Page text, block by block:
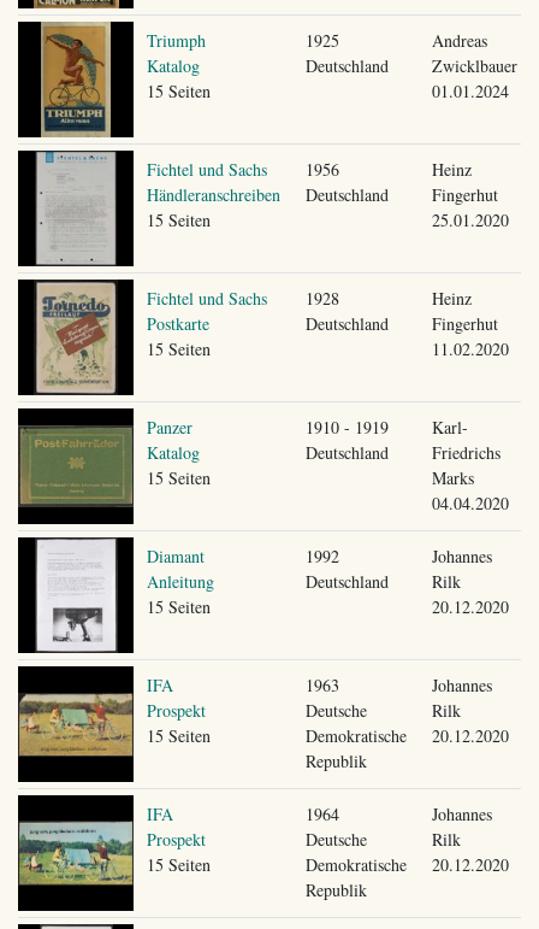
Triumph
Katalog
15 Seiten
1925
Deutschland
Andreas
Zwicklbauer
01.01.2024
Fichtel und Sachs
Händleranschreiben
15 Seiten
1956
Deutschland
Heinz
Fingerhut
25.01.2020
Fichtel und Sachs
Postkarte
15 Seiten
1928
Deutschland
Heinz
Fingerhut
11.02.2020
Panzer
Katalog
15 Seiten
1910 - 1919
Deutschland
Karl-
Friedrichs
Marks
04.04.2020
Diamant
Anleitung
15 Seiten
1992
Deutschland
Johannes
Rilk
20.12.2020
IFA
Prospekt
15 Seiten
1963
Deutsche
Demokratische
Republik
Johannes
Rilk
20.12.2020
IFA
Prospekt
15 Seiten
1964
Deutsche
Demokratische
Republik
Johannes
Rilk
20.12.2020